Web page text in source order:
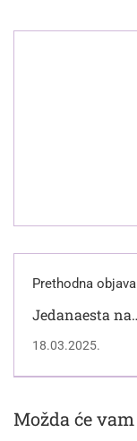
Prethodna objava
Jedanaesta na
18.03.2025.
Možda će